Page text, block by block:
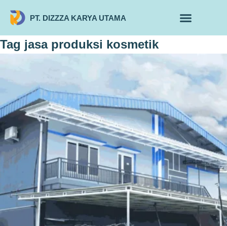
PT. DIZZZA KARYA UTAMA
Tag jasa produksi kosmetik